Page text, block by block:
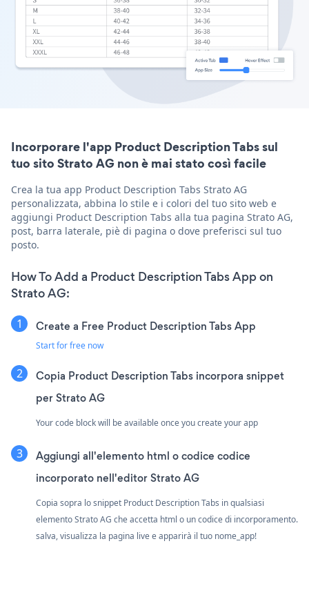
Incorporare l'app Product Description Tabs sul
tuo sito Strato AG non è mai stato così facile
Crea la tua app Product Description Tabs Strato AG
personalizzata, abbina lo stile e i colori del tuo sito web e
aggiungi Product Description Tabs alla tua pagina Strato AG,
post, barra laterale, piè di pagina o dove preferisci sul tuo
posto.
How To Add a Product Description Tabs App on
Strato AG:
Create a Free Product Description Tabs App
Start for free now
Copia Product Description Tabs incorpora snippet
per Strato AG
Your code block will be available once you create your app
Aggiungi all'elemento html o codice codice
incorporato nell'editor Strato AG
Copia sopra lo snippet Product Description Tabs in qualsiasi
elemento Strato AG che accetta html o un codice di incorporamento.
salva, visualizza la pagina live e apparirà il tuo nome_app!